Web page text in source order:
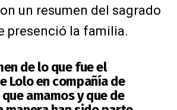
un resumen del sagrado
presenció la familia.
de lo que fue el
Lolo en compañía de
amamos y que de